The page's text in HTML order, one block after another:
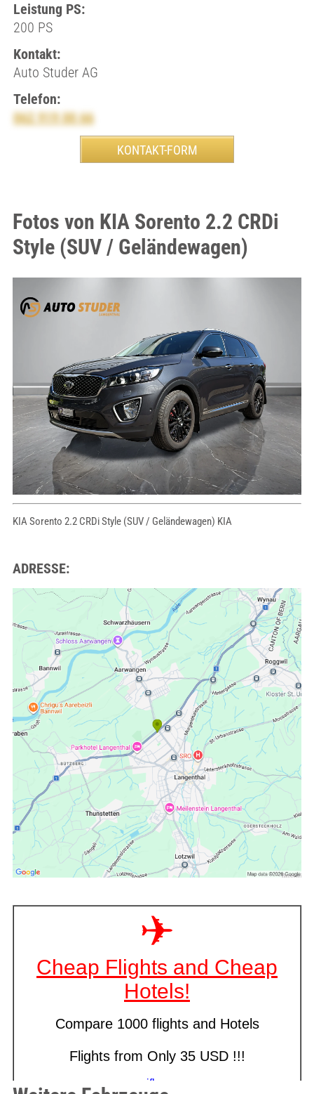
Leistung PS:
200 PS
Kontakt:
Auto Studer AG
Telefon:
062 919 00 66
Fotos von KIA Sorento 2.2 CRDi
Style (SUV / Geländewagen)
KIA Sorento 2.2 CRDi Style (SUV / Geländewagen) KIA
ADRESSE: